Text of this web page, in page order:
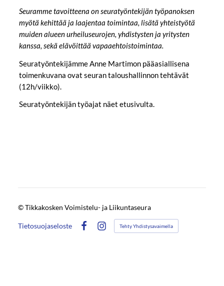
Seuramme tavoitteena on seuratyöntekijän työpanoksen
myötä kehittää ja laajentaa toimintaa, lisätä yhteistyötä
muiden alueen urheiluseurojen, yhdistysten ja yritysten
kanssa, sekä elävöittää vapaaehtoistoimintaa.
Seuratyöntekijämme Anne Martimon pääasiallisena
toimenkuvana ovat seuran taloushallinnon tehtävät
(12h/viikko).
Seuratyöntekijän työajat näet etusivulta.
©Tikkakosken Voimistelu- ja Liikuntaseura
Tietosuojaseloste
Instagram
Tehty Yhdistysavaimella